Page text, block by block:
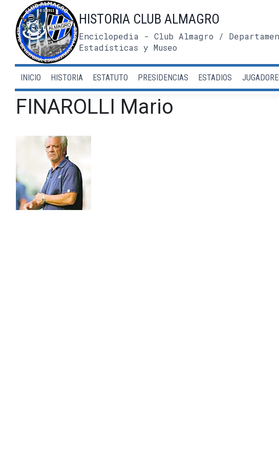
contenido
HISTORIA CLUB ALMAGRO
Enciclopedia - Club Almagro /
Estadísticas y Museo
INICIO HISTORIA ESTATUTO PRESIDENCIAS ESTADIOS
FINAROLLI Mario